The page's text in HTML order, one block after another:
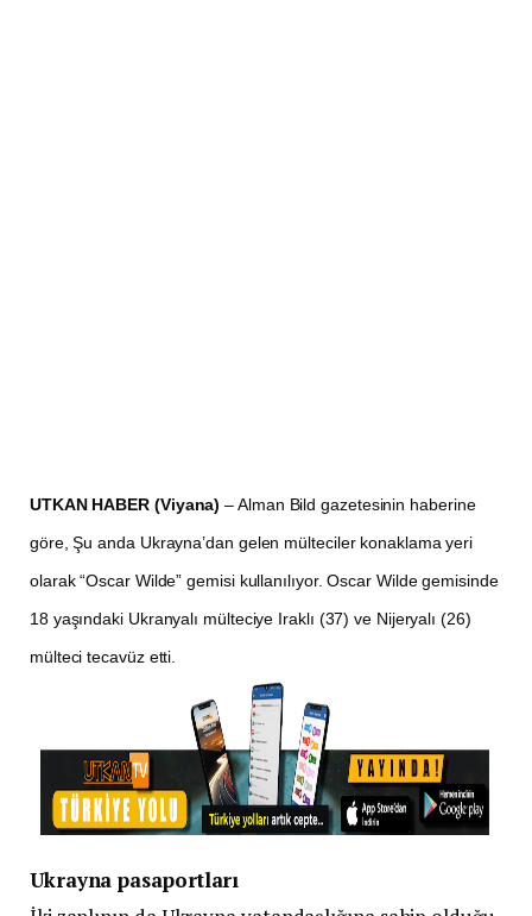
UTKAN HABER (Viyana) – Alman Bild gazetesinin haberine
göre, Şu anda Ukrayna’dan gelen mülteciler konaklama yeri
olarak “Oscar Wilde” gemisi kullanılıyor. Oscar Wilde gemisinde
18 yaşındaki Ukranyalı mülteciye Iraklı (37) ve Nijeryalı (26)
mülteci tecavüz etti.
Ukrayna pasaportları